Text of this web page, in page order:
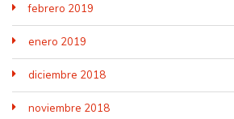
febrero 2019
enero 2019
diciembre 2018
noviembre 2018